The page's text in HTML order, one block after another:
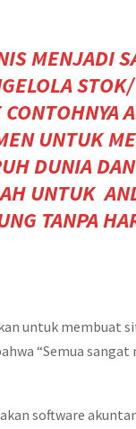
MENJADI
UNTUK
DUNIA
UNTUK
TANPA
untuk membuat
“Semua
software